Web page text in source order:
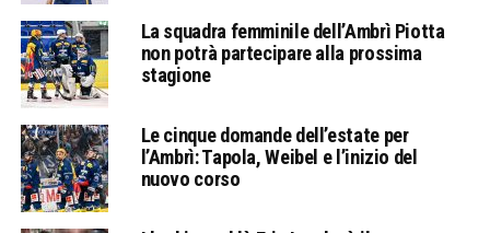
La squadra femminile dell’Ambrì Piotta
non potrà partecipare alla prossima
stagione
Le cinque domande dell’estate per
l’Ambrì: Tapola, Weibel e l’inizio del
nuovo corso